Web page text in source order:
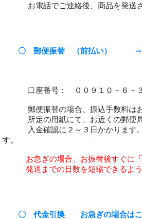
お電話でご連絡後、商品を発送
〇 郵便振替 （前払い） ～
ご入金確認に数
お急ぎの場合には
口座番号： ００９１０－６
郵便振替の場合、振込手数料はお
所定の用紙にて、お近くの郵便
入金確認に２～３日かかります。
す。
お急ぎの場合、お振替後すぐに「
発送までの日数を短縮できるよう
〇 代金引換 お急ぎの場合はこち